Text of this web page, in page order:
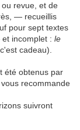
revue, et de
— recueillis
pour sept textes
incomplet : le
cadeau).
été obtenus par
recommande
suivront